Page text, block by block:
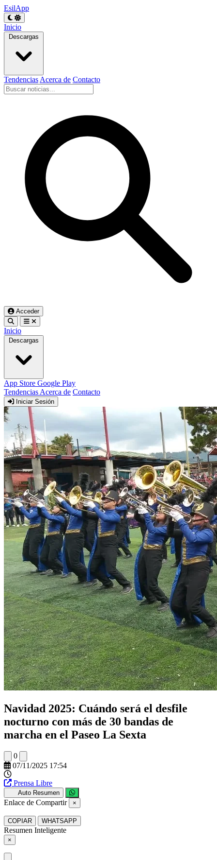
EsilApp
Inicio
Descargas
Tendencias Acerca de Contacto
Acceder
Inicio
Descargas
App Store Google Play
Tendencias Acerca de Contacto
Iniciar Sesión
Navidad 2025: Cuándo será el desfile
nocturno con más de 30 bandas de
marcha en el Paseo La Sexta
0
07/11/2025 17:54
Prensa Libre
Auto Resumen
Enlace de Compartir ×
COPIAR WHATSAPP
Resumen Inteligente
×